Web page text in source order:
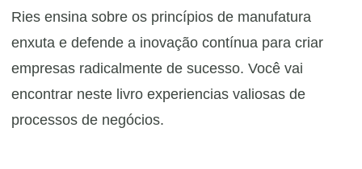
Ries ensina sobre os princípios de manufatura
enxuta e defende a inovação contínua para criar
empresas radicalmente de sucesso. Você vai
encontrar neste livro experiencias valiosas de
processos de negócios.